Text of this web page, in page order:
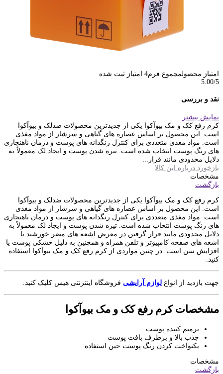
امتیاز محصولمجموع فرم4 امتیاز ثبت شده
5.00/5
نقد و بررسی
نمایش بیشتر
کرم رفع کک و مک بیوآکوا یکی از جدیدترین محصولات ضدلک و بیوآکوا
است. این محصول بر اساس عصاره های گیاهی و سرشار از مواد مغذی
است. مواد مغذی متعددی برای کنترل رنگدانه های پوست و درمان ناهنجاری
های رنگ پوست انتخاب شده است. تیره شدن پوست و ایجاد لک معمولاً به
دلایل محدودی مانند قرار...
بازخورد درباره این کالا
مشخصات
بازگشت
کرم رفع کک و مک بیوآکوا یکی از جدیدترین محصولات ضدلک و بیوآکوا
است. این محصول بر اساس عصاره های گیاهی و سرشار از مواد مغذی
است. مواد مغذی متعددی برای کنترل رنگدانه های پوست و درمان ناهنجاری
های رنگ پوست انتخاب شده است. تیره شدن پوست و ایجاد لک معمولاً به
دلایل محدودی مانند قرار گرفتن در معرض اشعه های مضر خورشید یا
اشعه های صفحه کامپیوتر و تلفن همراه و همچنین به دلیل خشکی پوست یا
افزایش سن است. در چنین مواردی از کرم رفع کک و مک بیوآکوا استفاده
کنید.
جهت بازدید از انواع لوازم آرایشی فروشگاه اینترنتی هیس کلیک کنید.
مشخصات کرم رفع کک و مک بیوآکوا
ترمیم کننده پوست
جذب بالا و برطرف بافت پوست
یکنواخت کردن رنگ پوست حین استفاده
مشخصات
بازگشت